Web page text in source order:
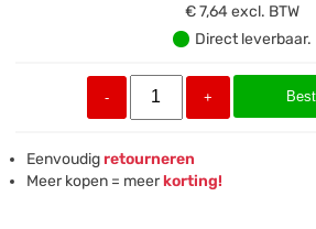
€ 7,64 excl. BTW
Direct leverbaar.
- +
Eenvoudigretourneren
Meer kopen = meerkorting!